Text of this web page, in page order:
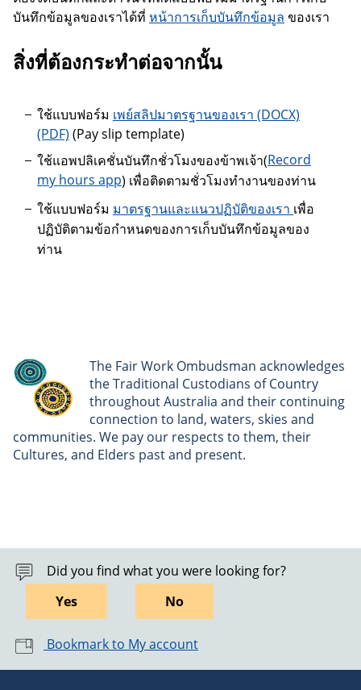
บันทึกข้อมูลของเราได้ที่ หน้าการเก็บบันทึกข้อมูล ของเรา
สิ่งที่ต้องกระทำต่อจากนั้น
ใช้แบบฟอร์ม เพย์สลิปมาตรฐานของเรา
เพย์สลิปมาตรฐานของเรา
(Pay slip template)
ใช้แอพปลิเคชั่นบันทึกชั่วโมงของข้าพเจ้า(Record
my hours app) เพื่อติดตามชั่วโมงทำงานของท่าน
ใช้แบบฟอร์ม มาตรฐานและแนวปฏิบัติของเรา เพื่อ
ปฏิบัติตามข้อกำหนดของการเก็บบันทึกข้อมูลของ
ท่าน
The Fair Work Ombudsman acknowledges
the Traditional Custodians of Country
throughout Australia and their continuing
connection to land, waters, skies and
communities. We pay our respects to them, their
Cultures, and Elders past and present.
Did you find what you were looking for?
Yes
No
Bookmark to My account